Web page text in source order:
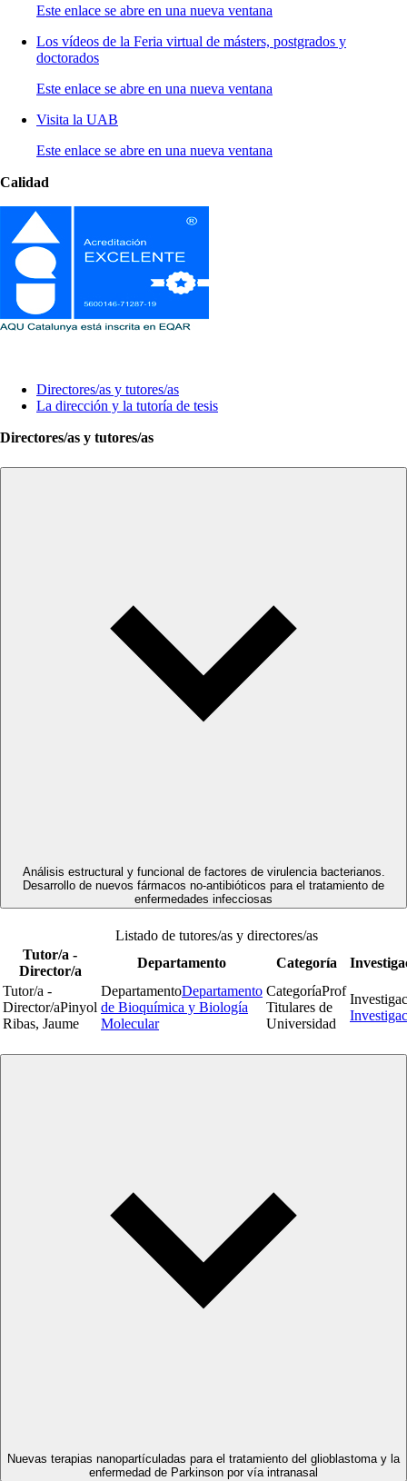
Este enlace se abre en una nueva ventana
Los vídeos de la Feria virtual de másters, postgrados y
doctorados
Este enlace se abre en una nueva ventana
Visita la UAB
Este enlace se abre en una nueva ventana
Calidad
Directores/as y tutores/as
La dirección y la tutoría de tesis
Directores/as y tutores/as
Análisis estructural y funcional de factores de virulencia bacterianos.
Desarrollo de nuevos fármacos no-antibióticos para el tratamiento de
enfermedades infecciosas
Listado de tutores/as y directores/as
Tutor/a -
Director/a
Departamento Categoría
Tutor/a -
Director/aPinyol
Ribas, Jaume
DepartamentoDepartamento
de Bioquímica y Biología
Molecular
CategoríaProf
Titulares de
Universidad
Nuevas terapias nanopartículadas para el tratamiento del glioblastoma y la
enfermedad de Parkinson por vía intranasal